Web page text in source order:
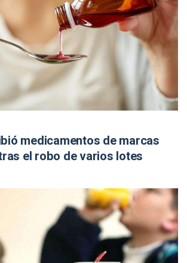
medicamentos de marcas
el robo de varios lotes